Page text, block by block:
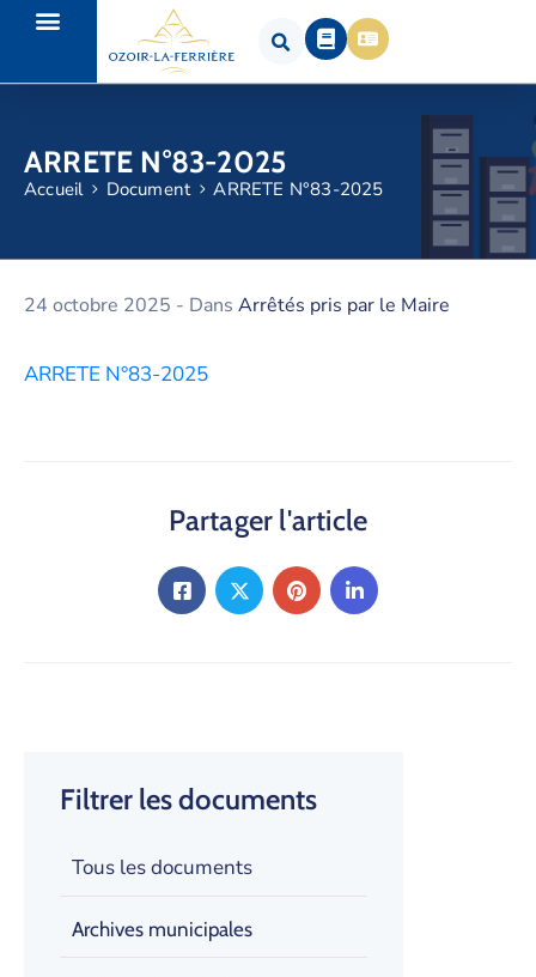
ARRETE N°83-2025
Accueil Document ARRETE N°83-2025
Filtrer les documents
Tous les documents
Archives municipales
24 octobre 2025 - Dans Arrêtés pris par le Maire
ARRETE N°83-2025
Partager l'article